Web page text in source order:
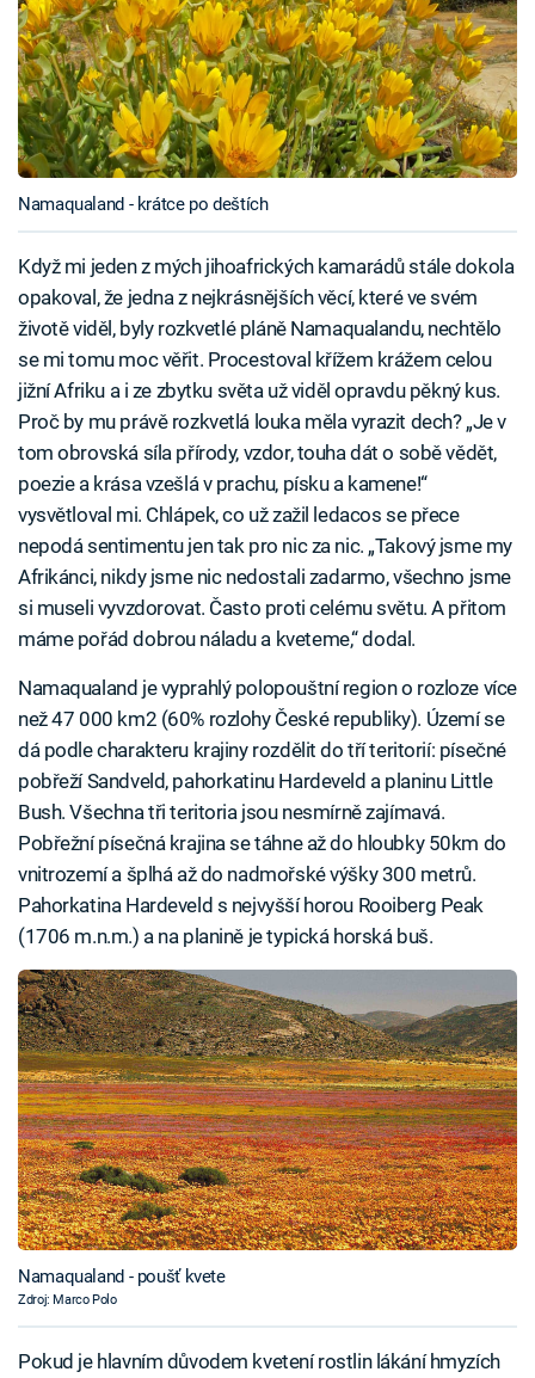
Namaqualand - krátce po deštích
Když mi jeden z mých jihoafrických kamarádů stále dokola
opakoval, že jedna z nejkrásnějších věcí, které ve svém
životě viděl, byly rozkvetlé pláně Namaqualandu, nechtělo
se mi tomu moc věřit. Procestoval křížem krážem celou
jižní Afriku a i ze zbytku světa už viděl opravdu pěkný kus.
Proč by mu právě rozkvetlá louka měla vyrazit dech? „Je v
tom obrovská síla přírody, vzdor, touha dát o sobě vědět,
poezie a krása vzešlá v prachu, písku a kamene!“
vysvětloval mi. Chlápek, co už zažil ledacos se přece
nepodá sentimentu jen tak pro nic za nic. „Takový jsme my
Afrikánci, nikdy jsme nic nedostali zadarmo, všechno jsme
si museli vyvzdorovat. Často proti celému světu. A přitom
máme pořád dobrou náladu a kveteme,“ dodal.
Namaqualand je vyprahlý polopouštní region o rozloze více
než 47 000 km2 (60% rozlohy České republiky). Území se
dá podle charakteru krajiny rozdělit do tří teritorií: písečné
pobřeží Sandveld, pahorkatinu Hardeveld a planinu Little
Bush. Všechna tři teritoria jsou nesmírně zajímavá.
Pobřežní písečná krajina se táhne až do hloubky 50km do
vnitrozemí a šplhá až do nadmořské výšky 300 metrů.
Pahorkatina Hardeveld s nejvyšší horou Rooiberg Peak
(1706 m.n.m.) a na planině je typická horská buš.
Namaqualand - poušť kvete
Zdroj: Marco Polo
Pokud je hlavním důvodem kvetení rostlin lákání hmyzích